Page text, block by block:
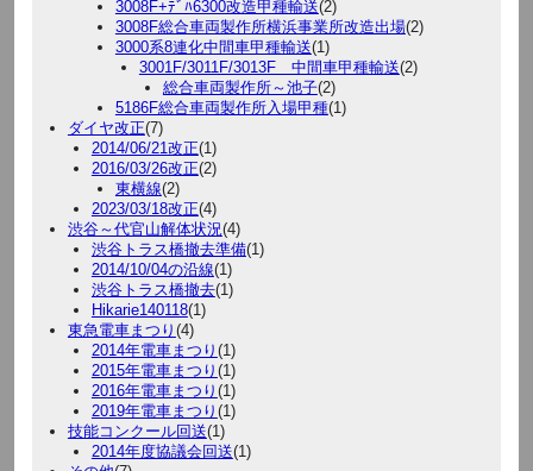
3008F+ﾃﾞﾊ6300改造甲種輸送(2)
3008F総合車両製作所横浜事業所改造出場(2)
3000系8連化中間車甲種輸送(1)
3001F/3011F/3013F 中間車甲種輸送(2)
総合車両製作所～池子(2)
5186F総合車両製作所入場甲種(1)
ダイヤ改正(7)
2014/06/21改正(1)
2016/03/26改正(2)
東横線(2)
2023/03/18改正(4)
渋谷～代官山解体状況(4)
渋谷トラス橋撤去準備(1)
2014/10/04の沿線(1)
渋谷トラス橋撤去(1)
Hikarie140118(1)
東急電車まつり (4)
2014年電車まつり (1)
2015年電車まつり (1)
2016年電車まつり (1)
2019年電車まつり (1)
技能コンクール回送(1)
2014年度協議会回送(1)